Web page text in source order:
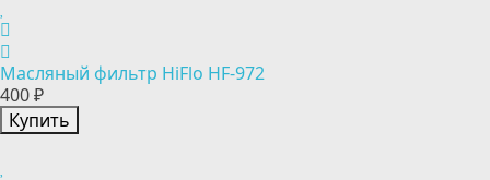
Масляный фильтр HiFlo HF-972
400 ₽
Купить